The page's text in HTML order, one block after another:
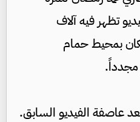
تظهر فيه آلاف
بمحيط حمام
مجدداً.
عاصفة الفيديو السابق.